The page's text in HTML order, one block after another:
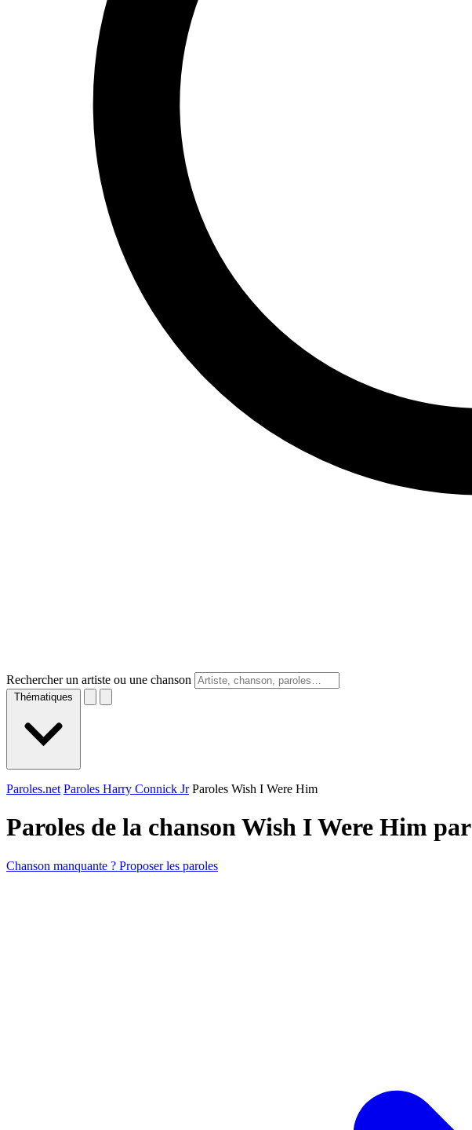
Rechercher un artiste ou une chanson
Thématiques
Paroles.net Paroles Harry Connick Jr Paroles Wish I Were Him
Paroles de la chanson Wish I Were Him par
Chanson manquante ? Proposer les paroles